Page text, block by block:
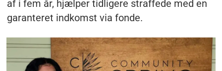
af i fem år, hjælper tidligere straffede med en
garanteret indkomst via fonde.